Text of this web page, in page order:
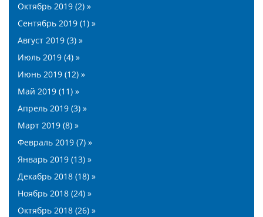
Октябрь 2019 (2) »
Сентябрь 2019 (1) »
Август 2019 (3) »
Июль 2019 (4) »
Июнь 2019 (12) »
Май 2019 (11) »
Апрель 2019 (3) »
Март 2019 (8) »
Февраль 2019 (7) »
Январь 2019 (13) »
Декабрь 2018 (18) »
Ноябрь 2018 (24) »
Октябрь 2018 (26) »